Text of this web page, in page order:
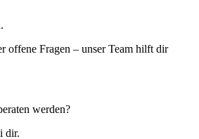
offene Fragen – unser Team hilft dir
werden?
dir.